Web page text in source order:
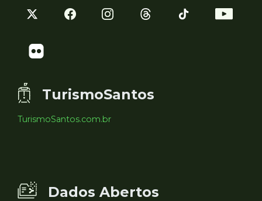
TurismoSantos
TurismoSantos.com.br
Dados Abertos